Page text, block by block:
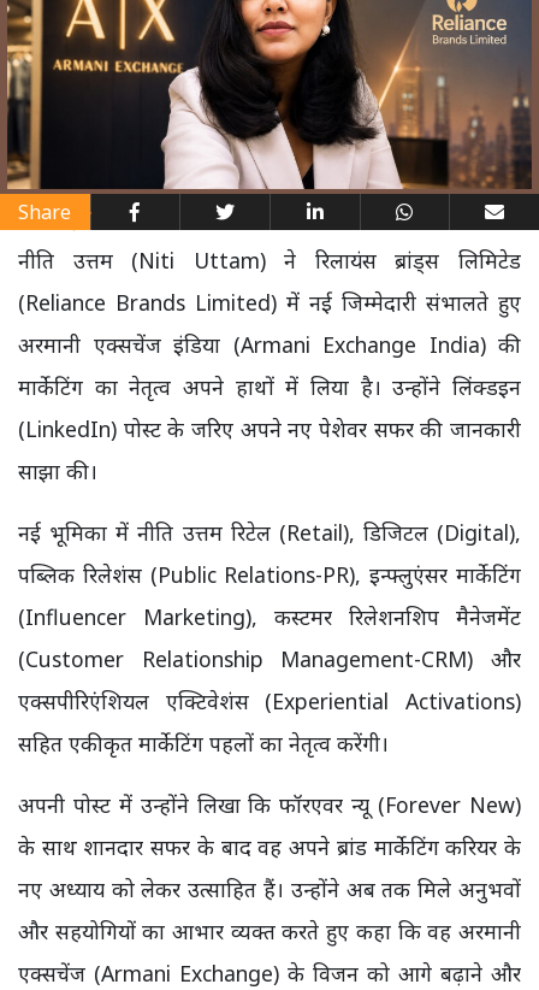
Share
नीति उत्तम (Niti Uttam) ने रिलायंस ब्रांड्स लिमिटेड
(Reliance Brands Limited) में नई जिम्मेदारी संभालते हुए
अरमानी एक्सचेंज इंडिया (Armani Exchange India) की
मार्केटिंग का नेतृत्व अपने हाथों में लिया है। उन्होंने लिंक्डइन
(LinkedIn) पोस्ट के जरिए अपने नए पेशेवर सफर की जानकारी
साझा की।
नई भूमिका में नीति उत्तम रिटेल (Retail), डिजिटल (Digital),
पब्लिक रिलेशंस (Public Relations-PR), इन्फ्लुएंसर मार्केटिंग
(Influencer Marketing), कस्टमर रिलेशनशिप मैनेजमेंट
(Customer Relationship Management-CRM) और
एक्सपीरिएंशियल एक्टिवेशंस (Experiential Activations)
सहित एकीकृत मार्केटिंग पहलों का नेतृत्व करेंगी।
अपनी पोस्ट में उन्होंने लिखा कि फॉरएवर न्यू (Forever New)
के साथ शानदार सफर के बाद वह अपने ब्रांड मार्केटिंग करियर के
नए अध्याय को लेकर उत्साहित हैं। उन्होंने अब तक मिले अनुभवों
और सहयोगियों का आभार व्यक्त करते हुए कहा कि वह अरमानी
एक्सचेंज (Armani Exchange) के विजन को आगे बढ़ाने और